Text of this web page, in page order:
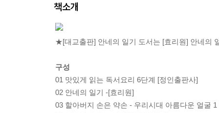
책소개
★[대교출판] 안네의 일기 도서는 [효리원] 안네의
구성
01 맛있게 읽는 독서요리 6단계 [정인출판사]
02 안네의 일기 -[효리원]
03 할아버지 손은 약손 - 우리시대 아름다운 얼굴 1